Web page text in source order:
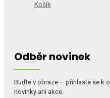
Košík
Odběr novinek
Buďte v obraze – přihlaste se k
novinky ani akce.